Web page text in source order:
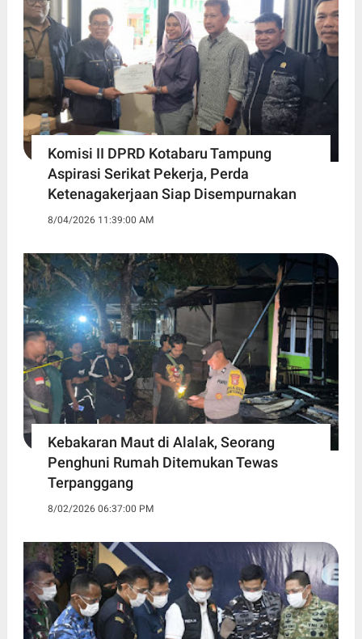
Komisi II DPRD Kotabaru Tampung
Aspirasi Serikat Pekerja, Perda
Ketenagakerjaan Siap Disempurnakan
8/04/2026 11:39:00 AM
Kebakaran Maut di Alalak, Seorang
Penghuni Rumah Ditemukan Tewas
Terpanggang
8/02/2026 06:37:00 PM